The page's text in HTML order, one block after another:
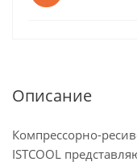
Описание
Компрессорно-
ISTCOOL